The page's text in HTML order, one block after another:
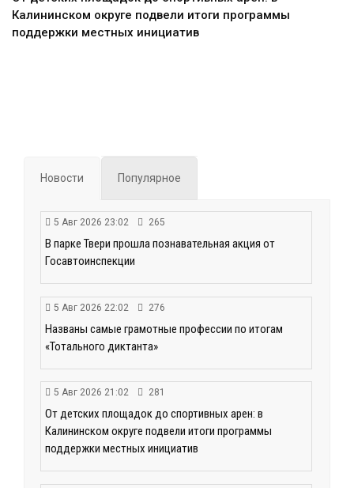
Калининском округе подвели итоги программы
поддержки местных инициатив
Новости Популярное
5 Авг 2026 23:02 265
В парке Твери прошла познавательная акция от
Госавтоинспекции
5 Авг 2026 22:02 276
Названы самые грамотные профессии по итогам
«Тотального диктанта»
5 Авг 2026 21:02 281
От детских площадок до спортивных арен: в
Калининском округе подвели итоги программы
поддержки местных инициатив